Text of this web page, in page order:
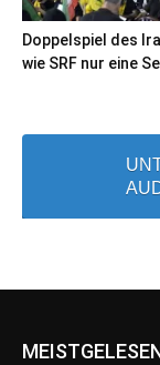
Doppelspiel des
wie SRF nur eine